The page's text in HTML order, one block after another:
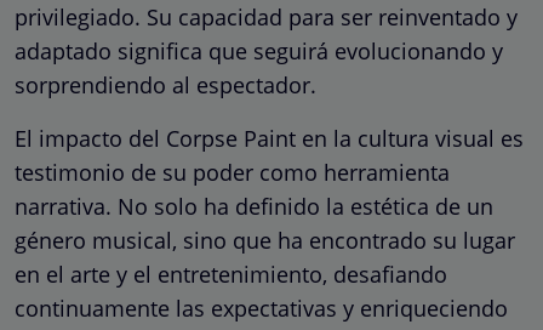
privilegiado. Su capacidad para ser reinventado y
adaptado significa que seguirá evolucionando y
sorprendiendo al espectador.
El impacto del Corpse Paint en la cultura visual es
testimonio de su poder como herramienta
narrativa. No solo ha definido la estética de un
género musical, sino que ha encontrado su lugar
en el arte y el entretenimiento, desafiando
continuamente las expectativas y enriqueciendo